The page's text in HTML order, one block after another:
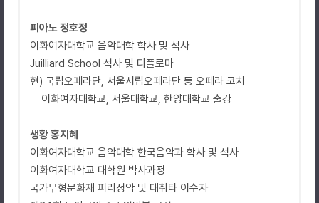
피아노 정호정
이화여자대학교 음악대학 학사 및 석사
Juilliard School 석사 및 디플로마
현) 국립오페라단, 서울시립오페라단 등 오페라 코치
이화여자대학교, 서울대학교, 한양대학교 출강
생황 홍지혜
이화여자대학교 음악대학 한국음악과 학사 및 석사
이화여자대학교 대학원 박사과정
국가무형문화재 피리정악 및 대취타 이수자